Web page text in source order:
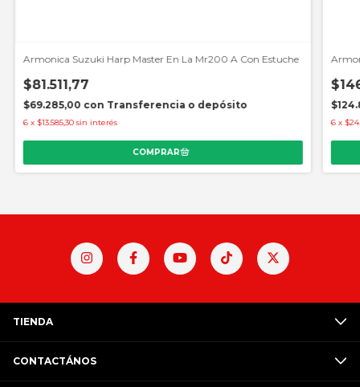
Armonica Suzuki Harp Master En La Mr200 A Con Estuche
$81.511,77
$69.285,00 con Transferencia o depósito
6 x $13.585,30 sin interés 6 x
TIENDA
CONTACTÁNOS